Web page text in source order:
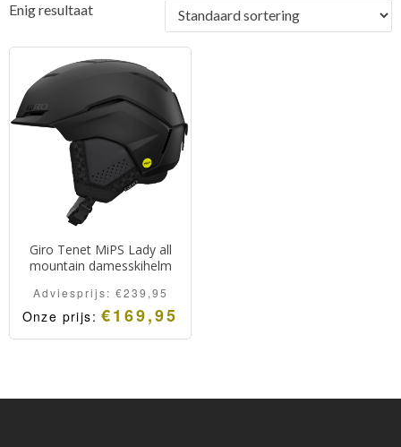
Enig resultaat
Giro Tenet MiPS Lady all
mountain damesskihelm
Adviesprijs: €239,95
Onze prijs:€169,95